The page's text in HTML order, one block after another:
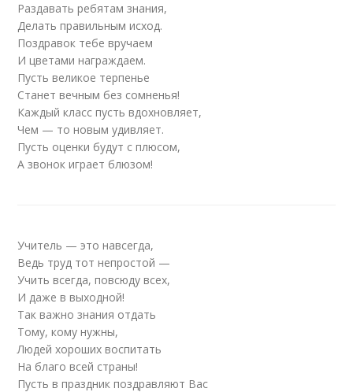
Раздавать ребятам знания,
Делать правильным исход.
Поздравок тебе вручаем
И цветами награждаем.
Пусть великое терпенье
Станет вечным без сомненья!
Каждый класс пусть вдохновляет,
Чем — то новым удивляет.
Пусть оценки будут с плюсом,
А звонок играет блюзом!
Учитель — это навсегда,
Ведь труд тот непростой —
Учить всегда, повсюду всех,
И даже в выходной!
Так важно знания отдать
Тому, кому нужны,
Людей хороших воспитать
На благо всей страны!
Пусть в праздник поздравляют Вас